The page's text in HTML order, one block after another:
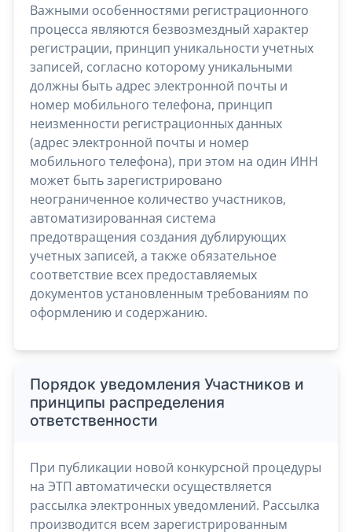
Важными особенностями регистрационного
процесса являются безвозмездный характер
регистрации, принцип уникальности учетных
записей, согласно которому уникальными
должны быть адрес электронной почты и
номер мобильного телефона, принцип
неизменности регистрационных данных
(адрес электронной почты и номер
мобильного телефона), при этом на один ИНН
может быть зарегистрировано
неограниченное количество участников,
автоматизированная система
предотвращения создания дублирующих
учетных записей, а также обязательное
соответствие всех предоставляемых
документов установленным требованиям по
оформлению и содержанию.
Порядок уведомления Участников и
принципы распределения
ответственности
При публикации новой конкурсной процедуры
на ЭТП автоматически осуществляется
рассылка электронных уведомлений. Рассылка
производится всем зарегистрированным